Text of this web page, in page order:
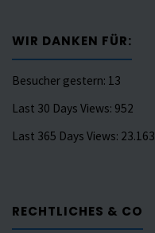
WIR DANKEN FÜR:
Besucher gestern: 13
Last 30 Days Views: 952
Last 365 Days Views: 23.163
RECHTLICHES & CO